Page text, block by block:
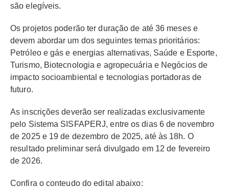
são elegíveis.
Os projetos poderão ter duração de até 36 meses e
devem abordar um dos seguintes temas prioritários:
Petróleo e gás e energias alternativas, Saúde e Esporte,
Turismo, Biotecnologia e agropecuária e Negócios de
impacto socioambiental e tecnologias portadoras de
futuro.
As inscrições deverão ser realizadas exclusivamente
pelo Sistema SISFAPERJ, entre os dias 6 de novembro
de 2025 e 19 de dezembro de 2025, até às 18h. O
resultado preliminar será divulgado em 12 de fevereiro
de 2026.
Confira o conteudo do edital abaixo: